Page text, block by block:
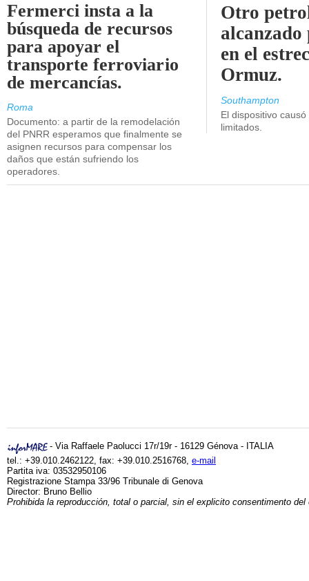
Fermerci insta a la
búsqueda de recursos
para apoyar el
transporte ferroviario
de mercancías.
Roma
Documento: a partir de la remodelación
del PNRR esperamos que finalmente se
asignen recursos para compensar los
daños que están sufriendo los
operadores.
Otro
en el
Ormuz.
Southampton
El dispositivo
limitados.
- Via Raffaele Paolucci 17r/19r - 16129 Génova - ITALIA
tel.: +39.010.2462122, fax: +39.010.2516768, e-mail
Partita iva: 03532950106
Registrazione Stampa 33/96 Tribunale di Genova
Director: Bruno Bellio
Prohibida la reproducción, total o parcial, sin el explicito consentimento del